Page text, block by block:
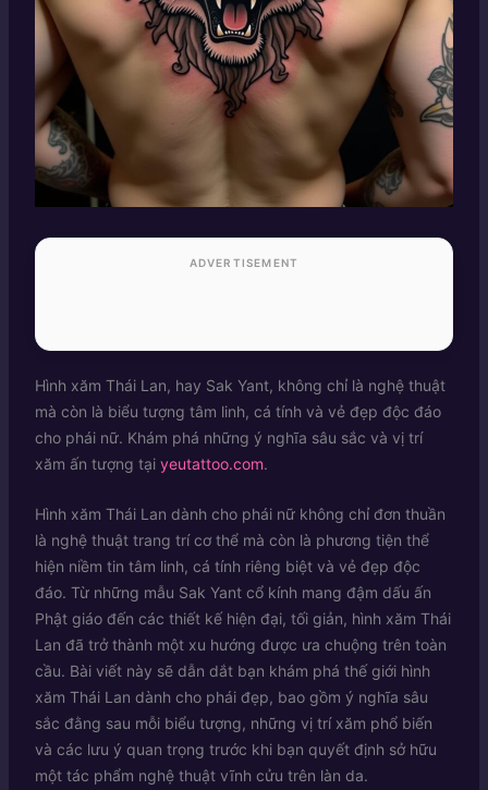
ADVERTISEMENT
Hình xăm Thái Lan, hay Sak Yant, không chỉ là nghệ thuật
mà còn là biểu tượng tâm linh, cá tính và vẻ đẹp độc đáo
cho phái nữ. Khám phá những ý nghĩa sâu sắc và vị trí
xăm ấn tượng tại yeutattoo.com.
Hình xăm Thái Lan dành cho phái nữ không chỉ đơn thuần
là nghệ thuật trang trí cơ thể mà còn là phương tiện thể
hiện niềm tin tâm linh, cá tính riêng biệt và vẻ đẹp độc
đáo. Từ những mẫu Sak Yant cổ kính mang đậm dấu ấn
Phật giáo đến các thiết kế hiện đại, tối giản, hình xăm Thái
Lan đã trở thành một xu hướng được ưa chuộng trên toàn
cầu. Bài viết này sẽ dẫn dắt bạn khám phá thế giới hình
xăm Thái Lan dành cho phái đẹp, bao gồm ý nghĩa sâu
sắc đằng sau mỗi biểu tượng, những vị trí xăm phổ biến
và các lưu ý quan trọng trước khi bạn quyết định sở hữu
một tác phẩm nghệ thuật vĩnh cửu trên làn da.